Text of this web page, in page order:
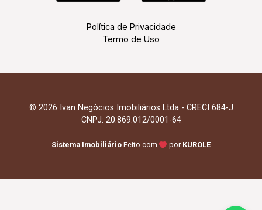
Política de Privacidade
Termo de Uso
© 2026 Ivan Negócios Imobiliários Ltda - CRECI 684-J
CNPJ: 20.869.012/0001-64
Sistema Imobiliário Feito com por KUROLE